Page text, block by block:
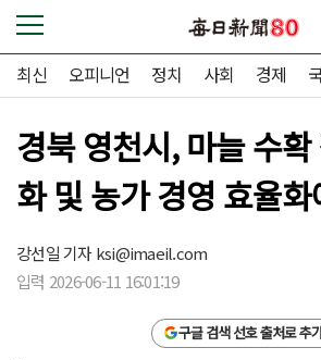
최신 오피니언 정치 사회 경제
경북 영천시, 마늘 수
화 및 농가 경영 효율
강선일 기자ksi@imaeil.com
입력 2026-06-11 16:01:19
구글 검색 선호 출처로 추